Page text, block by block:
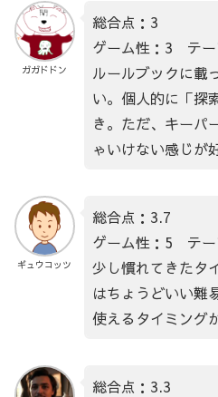
ガガドドン
総合点：3
ゲーム性：3 テ
ルールブックに載
い。個人的に「探
き。ただ、キーパ
ゃいけない感じが
ギュウコッツ
総合点：3.7
ゲーム性：5 テ
少し慣れてきたタ
はちょうどいい難
使えるタイミング
総合点：3.3